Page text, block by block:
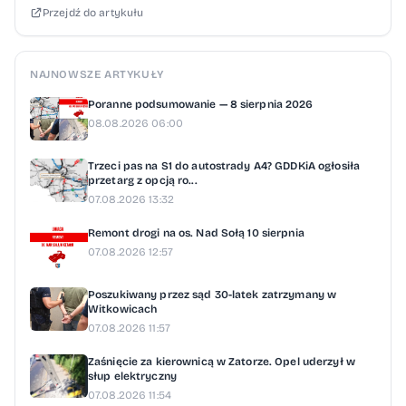
Przejdź do artykułu
NAJNOWSZE ARTYKUŁY
Poranne podsumowanie — 8 sierpnia 2026
08.08.2026 06:00
Trzeci pas na S1 do autostrady A4? GDDKiA ogłosiła
przetarg z opcją ro...
07.08.2026 13:32
Remont drogi na os. Nad Sołą 10 sierpnia
07.08.2026 12:57
Poszukiwany przez sąd 30-latek zatrzymany w
Witkowicach
07.08.2026 11:57
Zaśnięcie za kierownicą w Zatorze. Opel uderzył w
słup elektryczny
07.08.2026 11:54